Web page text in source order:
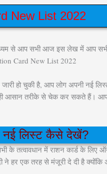
New List 2022
से आप सभी आज इस लेख में आप सभी
Card New List 2022
हो चुकी है, आप लोग अपनी नई
आसान तरीके से चेक कर सकते हैं।
नई लिस्ट कैसे देखें?
के तत्वावधान में राशन कार्ड के लिए
ने हर एक तरह से मंजूरी दे दी है